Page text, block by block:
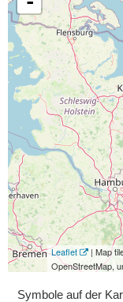
Leaflet
| Map
OpenStreetMap,
Symbole auf der